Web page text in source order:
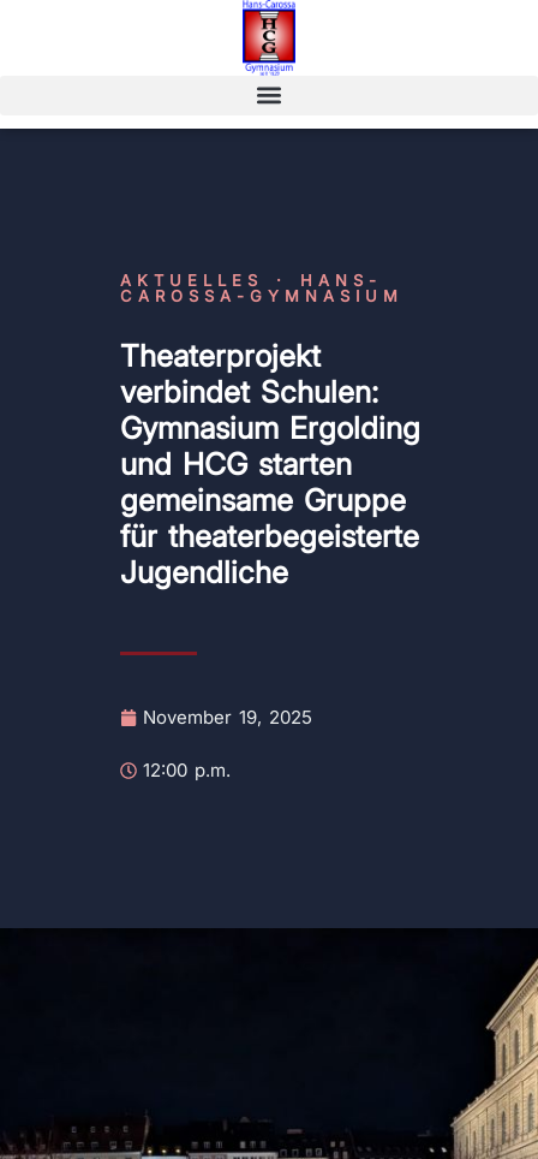
AKTUELLES · HANS-
CAROSSA-GYMNASIUM
Theaterprojekt
verbindet Schulen:
Gymnasium Ergolding
und HCG starten
gemeinsame Gruppe
für theaterbegeisterte
Jugendliche
November 19, 2025
12:00 p.m.